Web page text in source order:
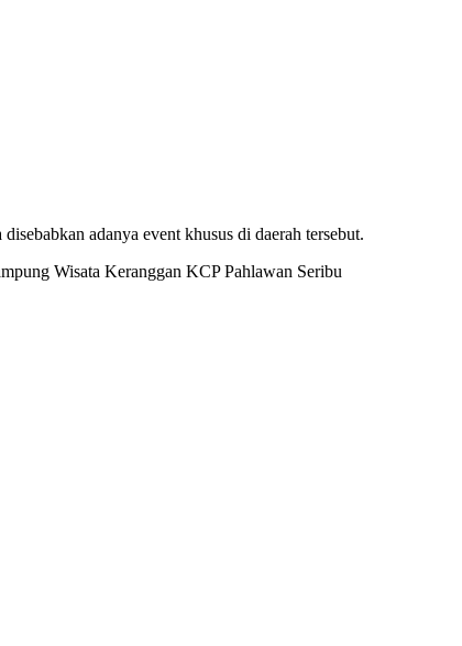
adanya event khusus di daerah tersebut.
Wisata Keranggan KCP Pahlawan Seribu